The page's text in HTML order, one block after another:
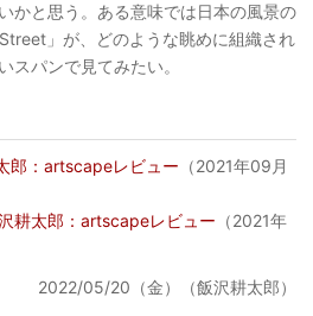
かと思う。ある意味では日本の風景の
」が、どのような眺めに組織され
スパンで見てみたい。
郎：artscapeレビュー （2021年09月
耕太郎：artscapeレビュー （2021年
2022/05/20（金）（飯沢耕太郎）